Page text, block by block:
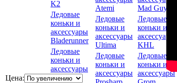
K2
Ледовые
коньки и
аксессуары
Bladerunner
Ледовые
коньки и
аксессуары
Botas
Atemi
Ледовые
коньки и
аксессуары
Ultima
Ледовые
коньки и
аксессуары
Mad Guy
Ледовые
коньки и
аксессуары
KHL
Ледовые
коньки и
аксессуары
Цена: